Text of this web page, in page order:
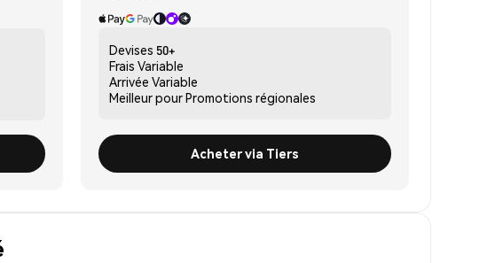
Devises 50+
Frais Variable
Arrivée Variable
Meilleur pourPromotions régionales
Acheter via Tiers